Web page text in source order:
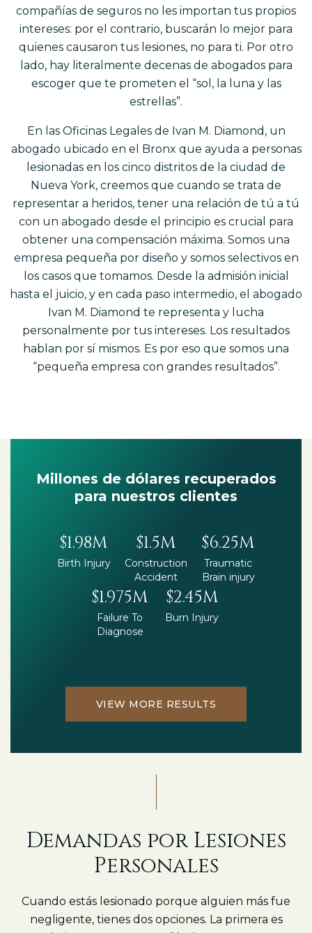
compañías de seguros no les importan tus propios
intereses: por el contrario, buscarán lo mejor para
quienes causaron tus lesiones, no para ti. Por otro
lado, hay literalmente decenas de abogados para
escoger que te prometen el “sol, la luna y las
estrellas”.
En las Oficinas Legales de Ivan M. Diamond, un
abogado ubicado en el Bronx que ayuda a personas
lesionadas en los cinco distritos de la ciudad de
Nueva York, creemos que cuando se trata de
representar a heridos, tener una relación de tú a tú
con un abogado desde el principio es crucial para
obtener una compensación máxima. Somos una
empresa pequeña por diseño y somos selectivos en
los casos que tomamos. Desde la admisión inicial
hasta el juicio, y en cada paso intermedio, el abogado
Ivan M. Diamond te representa y lucha
personalmente por tus intereses. Los resultados
hablan por sí mismos. Es por eso que somos una
“pequeña empresa con grandes resultados”.
Millones de dólares recuperados
para nuestros clientes
$1.98M
Birth Injury
$1.5M
Construction
Accident
$6.25M
Traumatic
Brain injury
$1.975M
Failure To
Diagnose
$2.45M
Burn Injury
VIEW MORE RESULTS
Demandas por Lesiones
Personales
Cuando estás lesionado porque alguien más fue
negligente, tienes dos opciones. La primera es